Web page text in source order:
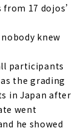
17 dojos’
knew
participants
the grading
in Japan after
went
he showed